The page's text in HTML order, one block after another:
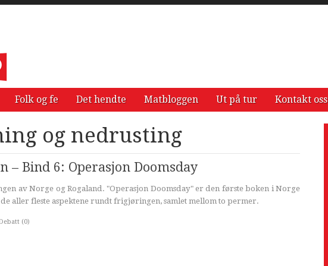
Folk og fe Det hendte Matbloggen Ut på tur Kontakt oss
og nedrusting
– Bind 6: Operasjon Doomsday
av Norge og Rogaland. "Operasjon Doomsday" er den første boken i Norge
aller fleste aspektene rundt frigjøringen, samlet mellom to permer.
(0)